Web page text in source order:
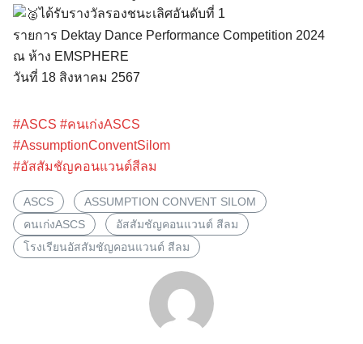
Search
for:
ได้รับรางวัลรองชนะเลิศอันดับที่ 1
รายการ Dektay Dance Performance Competition 2024
ณ ห้าง EMSPHERE
วันที่ 18 สิงหาคม 2567
#ASCS #คนเก่งASCS
#AssumptionConventSilom
#อัสสัมชัญคอนแวนต์สีลม
ASCS
ASSUMPTION CONVENT SILOM
คนเก่งASCS
อัสสัมชัญคอนแวนต์ สีลม
โรงเรียนอัสสัมชัญคอนแวนต์ สีลม